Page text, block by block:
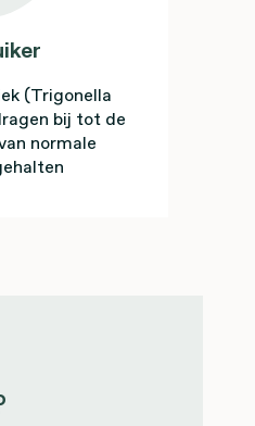
(Trigonella
bij tot de
normale